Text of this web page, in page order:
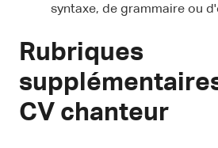
syntaxe, de grammaire ou
Rubriques
CV chanteur